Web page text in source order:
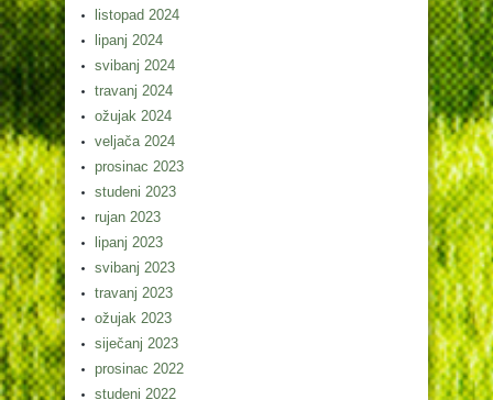
listopad 2024
lipanj 2024
svibanj 2024
travanj 2024
ožujak 2024
veljača 2024
prosinac 2023
studeni 2023
rujan 2023
lipanj 2023
svibanj 2023
travanj 2023
ožujak 2023
siječanj 2023
prosinac 2022
studeni 2022